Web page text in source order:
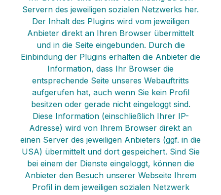
Servern des jeweiligen sozialen Netzwerks her.
Der Inhalt des Plugins wird vom jeweiligen
Anbieter direkt an Ihren Browser übermittelt
und in die Seite eingebunden. Durch die
Einbindung der Plugins erhalten die Anbieter die
Information, dass Ihr Browser die
entsprechende Seite unseres Webauftritts
aufgerufen hat, auch wenn Sie kein Profil
besitzen oder gerade nicht eingeloggt sind.
Diese Information (einschließlich Ihrer IP-
Adresse) wird von Ihrem Browser direkt an
einen Server des jeweiligen Anbieters (ggf. in die
USA) übermittelt und dort gespeichert. Sind Sie
bei einem der Dienste eingeloggt, können die
Anbieter den Besuch unserer Webseite Ihrem
Profil in dem jeweiligen sozialen Netzwerk